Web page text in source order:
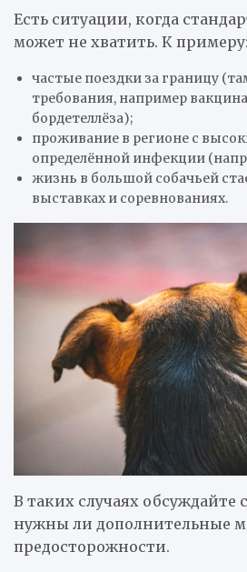
Есть ситуации, когда
может не хватить. К примеру:
частые поездки за границу
требования, например
бордетеллёза);
проживание в регионе с
определённой инфекции
жизнь в большой собачьей
выставках и соревнованиях.
В таких случаях обсуждайте
нужны ли дополнительные
предосторожности.